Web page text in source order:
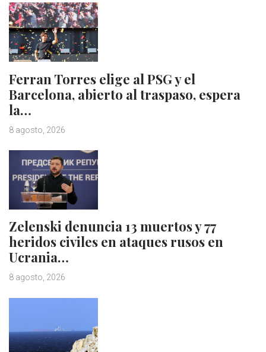
Ferran Torres elige al PSG y el
Barcelona, abierto al traspaso, espera
la…
8 agosto, 2026
Zelenski denuncia 13 muertos y 77
heridos civiles en ataques rusos en
Ucrania…
8 agosto, 2026